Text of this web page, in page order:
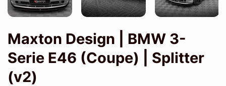
Maxton Design | BMW 3-
Serie E46 (Coupe) | Splitter
(v2)